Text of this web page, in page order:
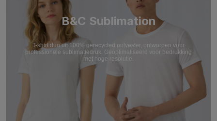
B&C Sublimation
T-shirt duo uit 100% gerecycled polyester, ontworpen voor
professionele sublimatiedruk. Geoptimaliseerd voor bedrukking
met hoge resolutie.